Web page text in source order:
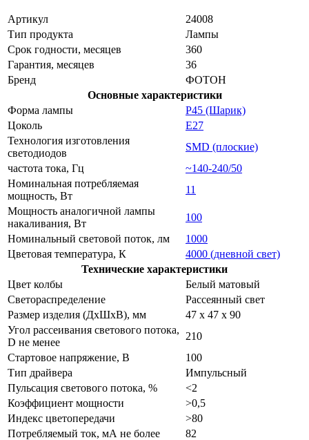
Артикул
24008
Тип продукта
Лампы
Срок годности, месяцев
360
Гарантия, месяцев
36
Бренд
ФОТОН
Основные характеристики
Форма лампы
P45 (Шарик)
Цоколь
E27
Технология изготовления
светодиодов
SMD (плоские)
частота тока, Гц
~140-240/50
Номинальная потребляемая
мощность, Вт
11
Мощность аналогичной лампы
накаливания, Вт
100
Номинальный световой поток, лм
1000
Цветовая температура, К
4000 (дневной свет)
Технические характеристики
Цвет колбы
Белый матовый
Светораспределение
Рассеянный свет
Размер изделия (ДхШхВ), мм
47 х 47 х 90
Угол рассеивания светового потока,
D не менее
210
Стартовое напряжение, В
100
Тип драйвера
Импульсный
Пульсация светового потока, %
<2
Коэффициент мощности
>0,5
Индекс цветопередачи
>80
Потребляемый ток, мА не более
82